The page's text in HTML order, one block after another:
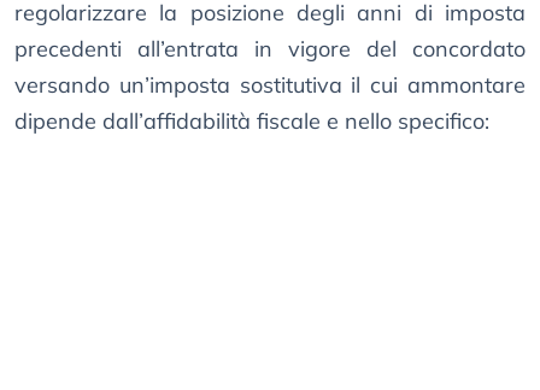
regolarizzare la posizione degli anni di imposta
precedenti all’entrata in vigore del concordato
versando un’imposta sostitutiva il cui ammontare
dipende dall’affidabilità fiscale e nello specifico: